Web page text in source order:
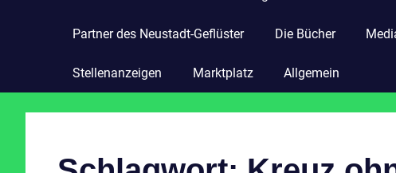
Partner des Neustadt-Geflüster Die Bücher
Stellenanzeigen Marktplatz Allgemein